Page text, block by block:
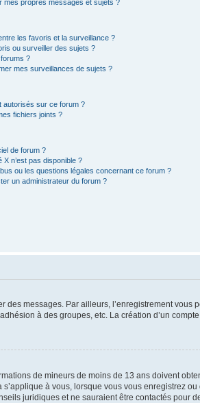
mes propres messages et sujets ?
les favoris et la surveillance ?
ou surveiller des sujets ?
?
mes surveillances de sujets ?
autorisés sur ce forum ?
fichiers joints ?
de forum ?
X n’est pas disponible ?
ou les questions légales concernant ce forum ?
un administrateur du forum ?
des messages. Par ailleurs, l’enregistrement vous
à des groupes, etc. La création d’un
de mineurs de moins de 13 ans doivent
à vous, lorsque vous vous enregistrez
juridiques et ne sauraient être contactés pour